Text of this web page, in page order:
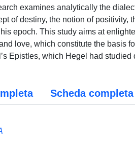
examines analytically the
of destiny, the notion of positivity,
epoch. This study aims at
love, which constitute the basis
Epistles, which Hegel had
Scheda completa